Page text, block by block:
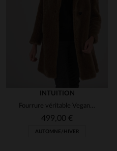
INTUITION
Fourrure véritable Vegan en laine tricotée
499,00 €
AUTOMNE/HIVER